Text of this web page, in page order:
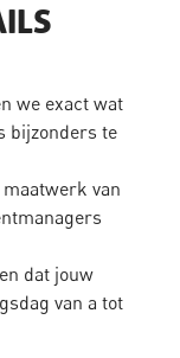
we exact wat
bijzonders te
van
dat jouw
van a tot